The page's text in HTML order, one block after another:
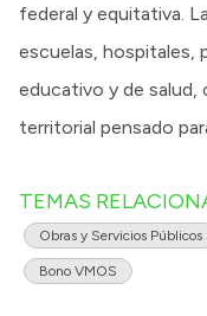
federal y equitativa.
escuelas, hospitales,
educativo y de salud,
territorial pensado
TEMAS
Obras y Servicios Públicos
Bono VMOS